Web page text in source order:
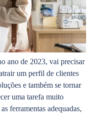
ano de 2023, vai precisar
um perfil de clientes
e também se tornar
uma tarefa muito
ferramentas adequadas,